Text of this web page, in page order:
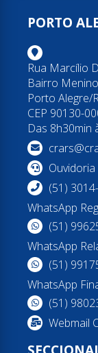
PORTO
Rua Marcílio
Bairro
Porto Alegre/
CEP 90130-
Das 8h30min
Ouvidoria
(51)
WhatsApp
(51)
WhatsApp
(51)
WhatsApp
(51)
Webmail